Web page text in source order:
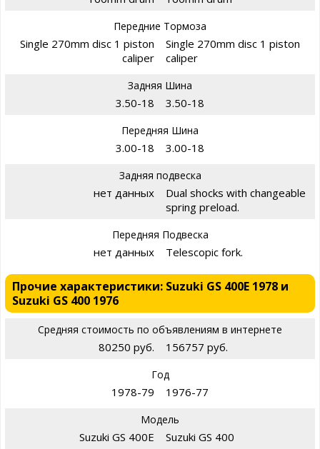
Передние Тормоза
Single 270mm disc 1 piston
caliper
Single 270mm disc 1 piston
caliper
Задняя Шина
3.50-18 3.50-18
Передняя Шина
3.00-18 3.00-18
Задняя подвеска
нет данных
Dual shocks with changeable
spring preload.
Передняя Подвеска
нет данных Telescopic fork.
Прочие характеристики: Suzuki GS 400E 1978 и
Suzuki GS 400 1976
Средняя стоимость по объявлениям в интернете
80250 руб. 156757 руб.
Год
1978-79 1976-77
Модель
Suzuki GS 400E Suzuki GS 400